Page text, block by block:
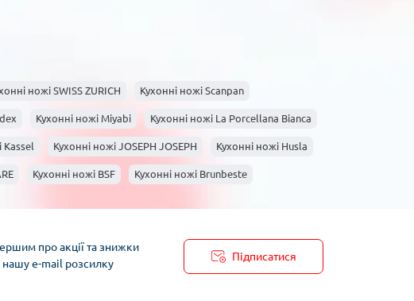
ножі SWISS ZURICH Кухонні ножі Scanpan
Кухонні ножі Miyabi Кухонні ножі La Porcellana Bianca
Kassel Кухонні ножі JOSEPH JOSEPH Кухонні ножі Husla
Кухонні ножі BSF Кухонні ножі Brunbeste
про акції та знижки
нашу e-mail розсилку
Підписатися